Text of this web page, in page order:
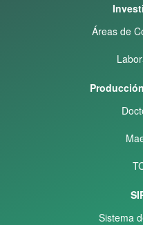
Áreas de
Sistema